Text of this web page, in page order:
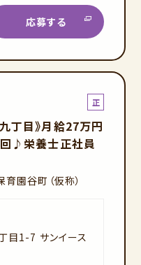
応募する
正
員
丁目》月給27万円
♪栄養士正社員
園谷町（仮称）
目1-7 サンイース